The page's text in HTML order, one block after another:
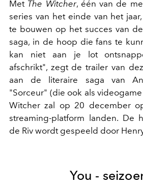
Met The Witcher, één van de
series van het einde van het
te bouwen op het succes van
saga, in de hoop die fans te
kan niet aan je lot
afschrikt", zegt de trailer van
aan de literaire saga van
"Sorceur" (die ook als
Witcher zal op 20 december
streaming-platform landen. De
de Riv wordt gespeeld door
You -